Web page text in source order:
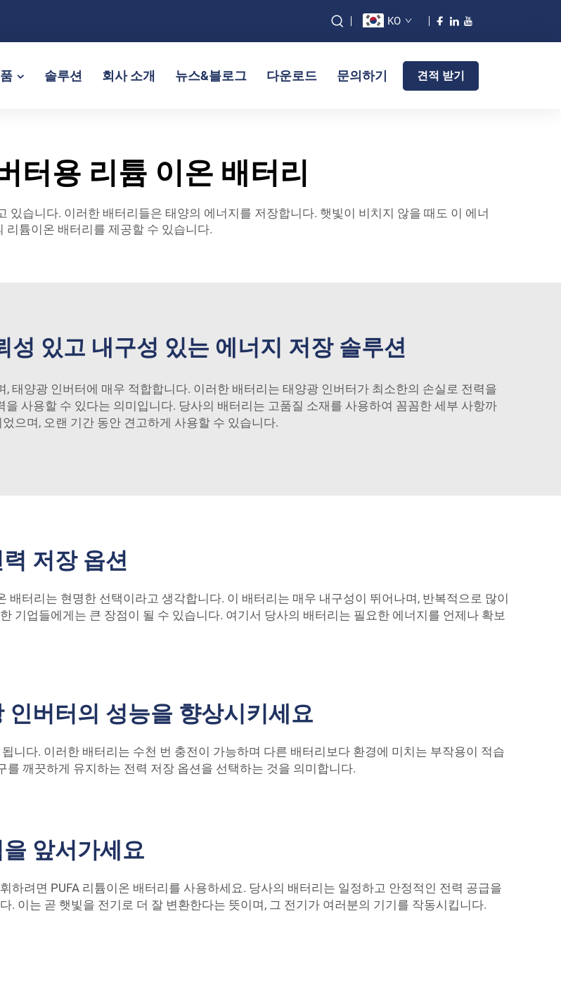
KO
솔루션 회사 소개 뉴스&블로그 다운로드 문의하기 견적 받기
터용 리튬 이온 배터리
습니다. 이러한 배터리들은 태양의 에너지를 저장합니다. 햇빛이 비치지 않을 때도 이 에너
리튬이온 배터리를 제공할 수 있습니다.
성 있고 내구성 있는 에너지 저장 솔루션
태양광 인버터에 매우 적합합니다. 이러한 배터리는 태양광 인버터가 최소한의 손실로 전력을
사용할 수 있다는 의미입니다. 당사의 배터리는 고품질 소재를 사용하여 꼼꼼한 세부 사항까
으며, 오랜 기간 동안 견고하게 사용할 수 있습니다.
저장 옵션
배터리는 현명한 선택이라고 생각합니다. 이 배터리는 매우 내구성이 뛰어나며, 반복적으로 많이
기업들에게는 큰 장점이 될 수 있습니다. 여기서 당사의 배터리는 필요한 에너지를 언제나 확보
버터의 성능을 향상시키세요
니다. 이러한 배터리는 수천 번 충전이 가능하며 다른 배터리보다 환경에 미치는 부작용이 적습
깨끗하게 유지하는 전력 저장 옵션을 선택하는 것을 의미합니다.
앞서가세요
려면 PUFA 리튬이온 배터리를 사용하세요. 당사의 배터리는 일정하고 안정적인 전력 공급을
이는 곧 햇빛을 전기로 더 잘 변환한다는 뜻이며, 그 전기가 여러분의 기기를 작동시킵니다.